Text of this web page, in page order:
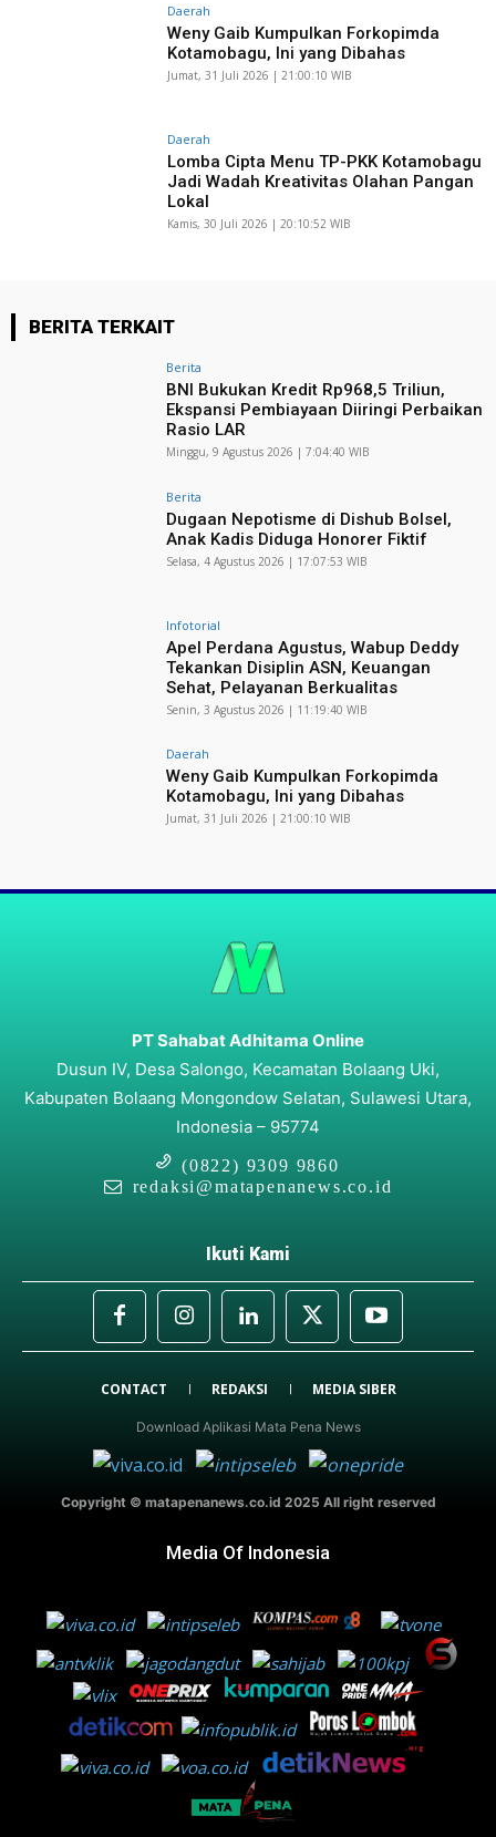
Daerah
Weny Gaib Kumpulkan Forkopimda
Kotamobagu, Ini yang Dibahas
Jumat, 31 Juli 2026 | 21:00:10 WIB
Daerah
Lomba Cipta Menu TP-PKK Kotamobagu
Jadi Wadah Kreativitas Olahan Pangan
Lokal
Kamis, 30 Juli 2026 | 20:10:52 WIB
BERITA TERKAIT
Berita
BNI Bukukan Kredit Rp968,5 Triliun,
Ekspansi Pembiayaan Diiringi Perbaikan
Rasio LAR
Minggu, 9 Agustus 2026 | 7:04:40 WIB
Berita
Dugaan Nepotisme di Dishub Bolsel,
Anak Kadis Diduga Honorer Fiktif
Selasa, 4 Agustus 2026 | 17:07:53 WIB
Infotorial
Apel Perdana Agustus, Wabup Deddy
Tekankan Disiplin ASN, Keuangan
Sehat, Pelayanan Berkualitas
Senin, 3 Agustus 2026 | 11:19:40 WIB
Daerah
Weny Gaib Kumpulkan Forkopimda
Kotamobagu, Ini yang Dibahas
Jumat, 31 Juli 2026 | 21:00:10 WIB
PT Sahabat Adhitama Online
Dusun IV, Desa Salongo, Kecamatan Bolaang Uki,
Kabupaten Bolaang Mongondow Selatan, Sulawesi Utara,
Indonesia – 95774
(0822) 9309 9860
redaksi@matapenanews.co.id
Ikuti Kami
CONTACT REDAKSI MEDIA SIBER
Download Aplikasi Mata Pena News
Copyright © matapenanews.co.id 2025 All right reserved
Media Of Indonesia